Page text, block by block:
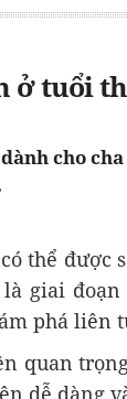
ở tuổi
cho
thể được
giai
phá liên
quan
dễ dàng